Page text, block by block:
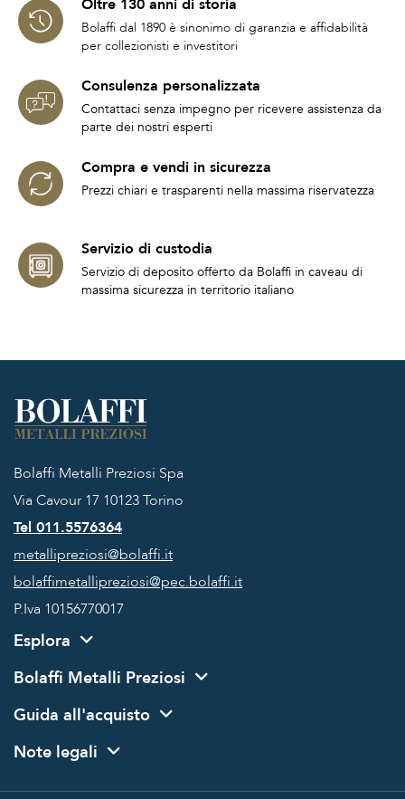
Oltre 130 anni di storia
Bolaffi dal 1890 è sinonimo di garanzia e affidabilità
per collezionisti e investitori
Consulenza personalizzata
Contattaci senza impegno per ricevere assistenza da
parte dei nostri esperti
Compra e vendi in sicurezza
Prezzi chiari e trasparenti nella massima riservatezza
Servizio di custodia
Servizio di deposito offerto da Bolaffi in caveau di
massima sicurezza in territorio italiano
Bolaffi Metalli Preziosi Spa
Via Cavour 17 10123 Torino
Tel 011.5576364
metallipreziosi@bolaffi.it
bolaffimetallipreziosi@pec.bolaffi.it
P.Iva 10156770017
Esplora
Bolaffi Metalli Preziosi
Guida all'acquisto
Note legali